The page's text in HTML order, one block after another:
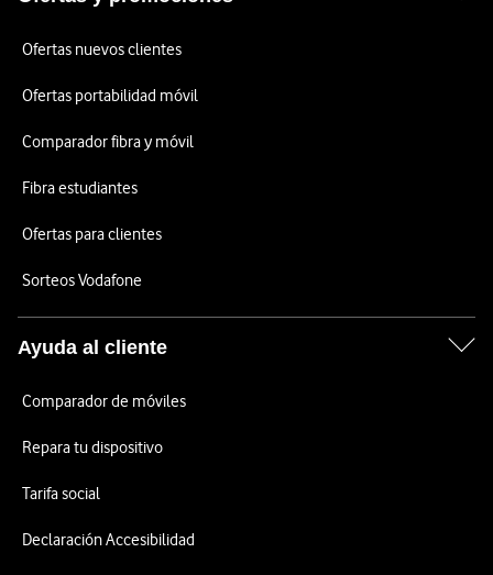
Ofertas nuevos clientes
Ofertas portabilidad móvil
Comparador fibra y móvil
Fibra estudiantes
Ofertas para clientes
Sorteos Vodafone
Ayuda al cliente
Comparador de móviles
Repara tu dispositivo
Tarifa social
Declaración Accesibilidad